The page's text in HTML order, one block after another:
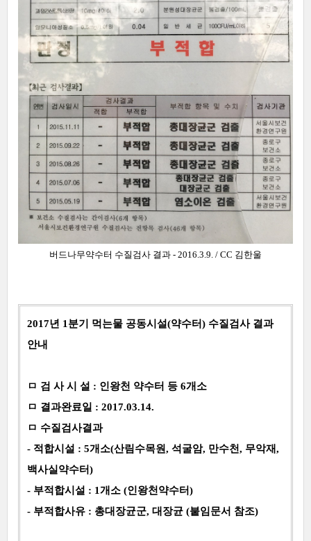
버드나무약수터 수질검사 결과 - 2016.3.9. / CC 김한울
2017년 1분기 먹는물 공동시설(약수터) 수질검사 결과
안내
ㅁ 검 사 시 설 : 인왕천 약수터 등 6개소
ㅁ 결과완료일 : 2017.03.14.
ㅁ 수질검사결과
- 적합시설 : 5개소(산림수목원, 석굴암, 만수천, 무악재,
백사실약수터)
- 부적합시설 : 1개소 (인왕천약수터)
- 부적합사유 : 총대장균군, 대장균 (붙임문서 참조)